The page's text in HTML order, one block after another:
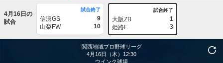
4月16日の
試合
試合終了
信濃GS
9
山梨FW
10
試合終了
大阪ZB
1
姫路E
3
関西地域プロ野球リーグ
4月16日（木）12:30
ウインク球場